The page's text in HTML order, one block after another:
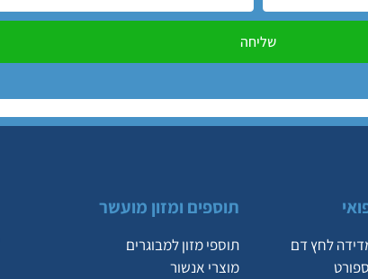
שליחה
לחץ דם
תוספים ומזון מועשר
תוספי מזון למבוגרים
מוצרי אנשור